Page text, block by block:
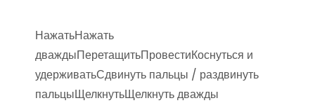
НажатьНажать
дваждыПеретащитьПровестиКоснуться и
удерживатьСдвинуть пальцы / раздвинуть
пальцыЩелкнутьЩелкнуть дважды